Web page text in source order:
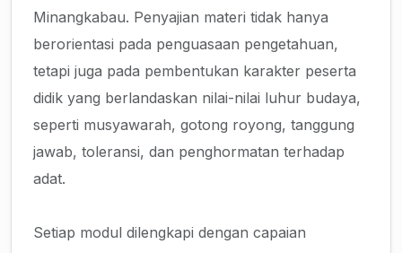
Minangkabau. Penyajian materi tidak hanya
berorientasi pada penguasaan pengetahuan,
tetapi juga pada pembentukan karakter peserta
didik yang berlandaskan nilai-nilai luhur budaya,
seperti musyawarah, gotong royong, tanggung
jawab, toleransi, dan penghormatan terhadap
adat.
Setiap modul dilengkapi dengan capaian